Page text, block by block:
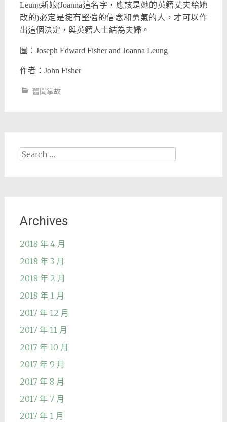
Leung新娘(Joanna這名字，應該是她的英籍丈夫給她
改的)必定是擁有堅強的信念和勇氣的人，才可以作
出這個決定，與英籍人士結為夫婦。
圖：Joseph Edward Fisher and Joanna Leung
作者：John Fisher
舊聞掌故
Search
Archives
2018 年 4 月
2018 年 3 月
2018 年 2 月
2018 年 1 月
2017 年 12 月
2017 年 11 月
2017 年 10 月
2017 年 9 月
2017 年 8 月
2017 年 7 月
2017 年 1 月